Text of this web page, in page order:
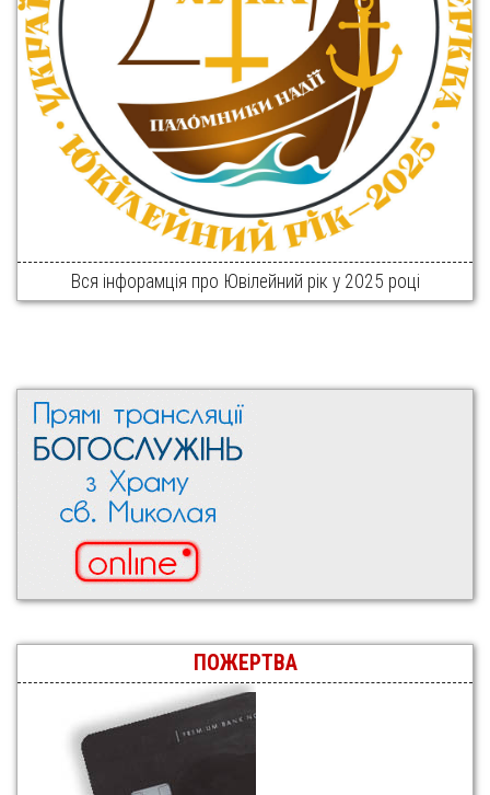
Вся інфорамція про Ювілейний рік у 2025 році
ПОЖЕРТВА